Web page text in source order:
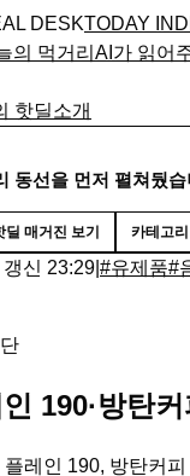
DESKTODAY
의 먹거리 AI가 읽어
핫딜소개
동선을 먼저 펼쳐뒀
딜 매거진 보기 카테고
신 23:29 #유제품#
190·방탄
레인 190, 방탄커